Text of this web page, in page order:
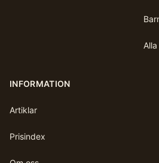
INFORMATION
Artiklar
Prisindex